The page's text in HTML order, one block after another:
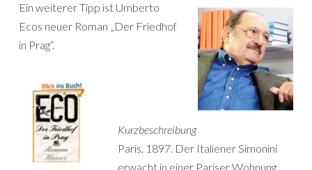
Ein weiterer Tipp ist Umberto
Ecos neuer Roman „Der Friedhof
in Prag“.
Kurzbeschreibung
Paris, 1897. Der Italiener Simonini
erwacht in einer Pariser Wohnung